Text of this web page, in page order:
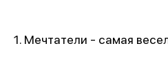
1. Мечтатели - самая